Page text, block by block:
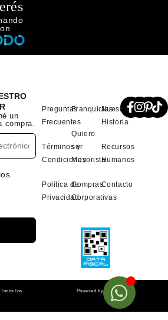
Preguntas
Frecuentes
Términos y
Condiciones
Política de
Privacidad
Franquicias
Quiero
ser
Mayorista
Compras
Corporativas
Nuestra
Historia
Recursos
Humanos
Contacto
un
compra.
los Powered by MonoAzul